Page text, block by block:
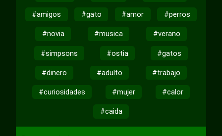
#amigos #gato #amor #perros
#novia #musica #verano
#simpsons #ostia #gatos
#dinero #adulto #trabajo
#curiosidades #mujer #calor
#caida